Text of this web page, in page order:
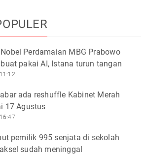
Perdamaian MBG Prabowo
pakai AI, Istana turun tangan
ada reshuffle Kabinet Merah
17 Agustus
pemilik 995 senjata di sekolah
sudah meninggal